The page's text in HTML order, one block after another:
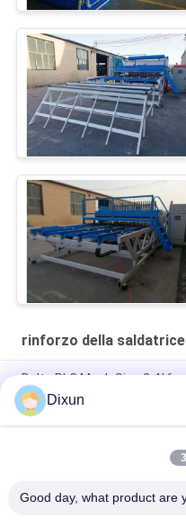
rinforzo della
Delta PLC Mesh Size
Welding Machine
Mesh Size 200*200mm
Dixun
Good day, what product are